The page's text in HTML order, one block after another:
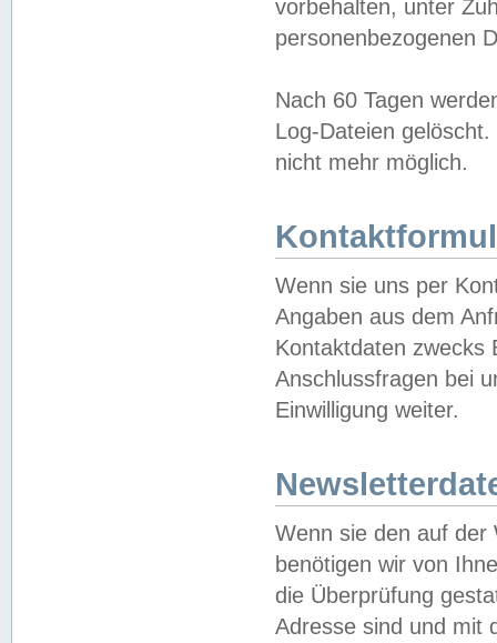
vorbehalten, unter
personenbezogenen
Nach 60 Tagen
Log-Dateien
nicht mehr möglich.
Wenn sie uns per
Angaben aus dem
Kontaktdaten zwecks
Anschlussfragen bei
Einwilligung weiter.
Wenn sie den auf der
benötigen wir von
die Überprüfung
Adresse sind und mit